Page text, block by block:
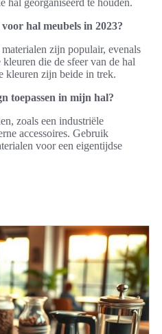
hal meubels in 2023?
zijn populair, evenals
die de sfeer van de hal
kleuren zijn beide in trek.
toepassen in mijn hal?
zoals een industriële
accessoires. Gebruik
voor een eigentijdse